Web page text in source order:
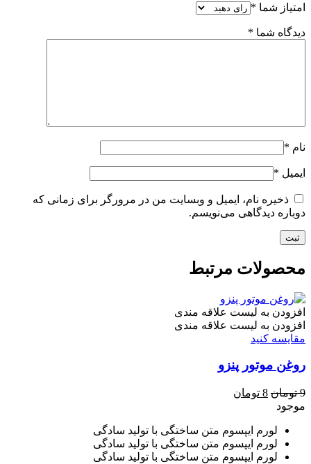
امتیاز شما *
دیدگاه شما *
نام *
ایمیل *
ذخیره نام، ایمیل و وبسایت من در مرورگر برای زمانی که
دوباره دیدگاهی می‌نویسم.
محصولات مرتبط
افزودن به لیست علاقه مندی
افزودن به لیست علاقه مندی
مقایسه کنید
روغن موتور پنزو
9 تومان قیمت
بود.
8 تومان
است.
موجود
لورم ایپسوم متن ساختگی با تولید سادگی
لورم ایپسوم متن ساختگی با تولید سادگی
لورم ایپسوم متن ساختگی با تولید سادگی